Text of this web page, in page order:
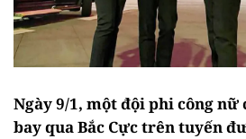
Ngày 9/1, một đội phi công
bay qua Bắc Cực trên tuyến